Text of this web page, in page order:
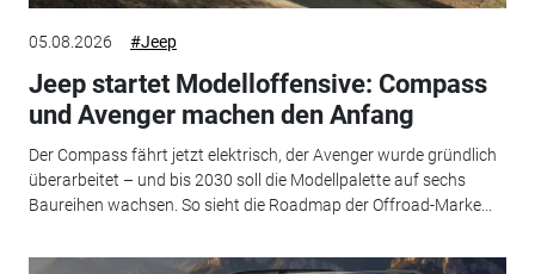
05.08.2026 #Jeep
Jeep startet Modelloffensive: Compass
und Avenger machen den Anfang
Der Compass fährt jetzt elektrisch, der Avenger wurde gründlich
überarbeitet – und bis 2030 soll die Modellpalette auf sechs
Baureihen wachsen. So sieht die Roadmap der Offroad-Marke...